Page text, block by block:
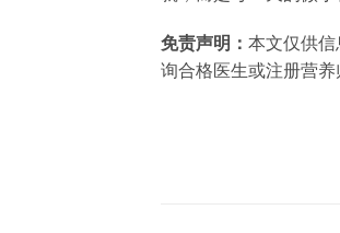
免责声明： 本文仅供
询合格医生或注册营养